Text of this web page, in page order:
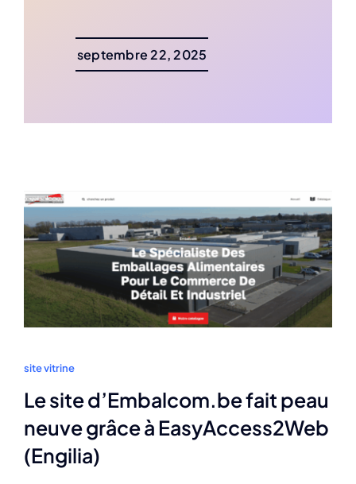
septembre 22, 2025
site vitrine
Le site d’Embalcom.be fait peau
neuve grâce à EasyAccess2Web
(Engilia)